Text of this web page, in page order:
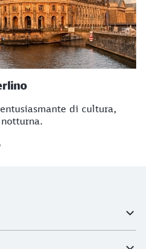
di cultura,